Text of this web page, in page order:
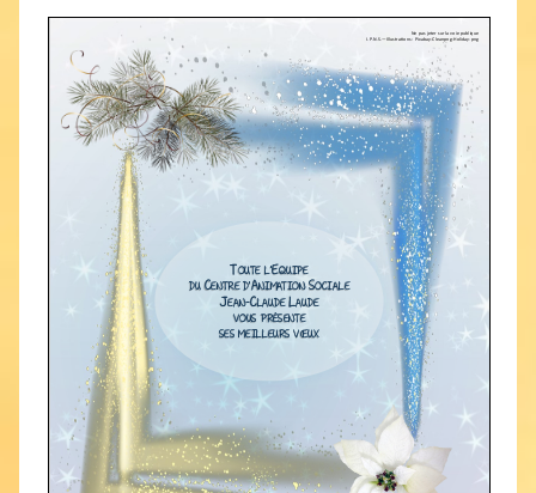
a
C
A
S